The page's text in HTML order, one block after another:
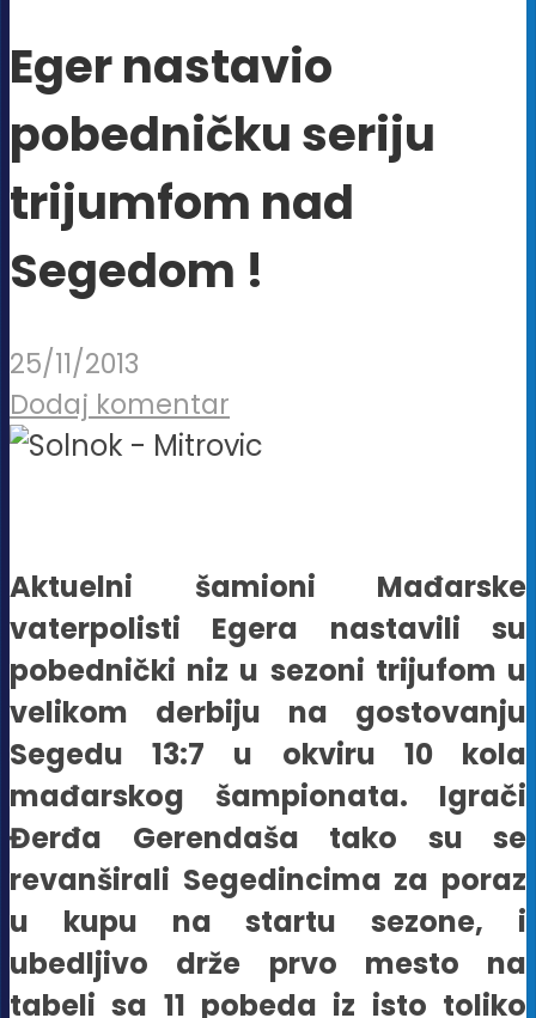
Eger nastavio
pobedničku seriju
trijumfom nad
Segedom !
25/11/2013
Dodaj komentar
Aktuelni šamioni Mađarske
vaterpolisti Egera nastavili su
pobednički niz u sezoni trijufom u
velikom derbiju na gostovanju
Segedu 13:7 u okviru 10 kola
mađarskog šampionata. Igrači
Đerđa Gerendaša tako su se
revanširali Segedincima za poraz
u kupu na startu sezone, i
ubedljivo drže prvo mesto na
tabeli sa 11 pobeda iz isto toliko